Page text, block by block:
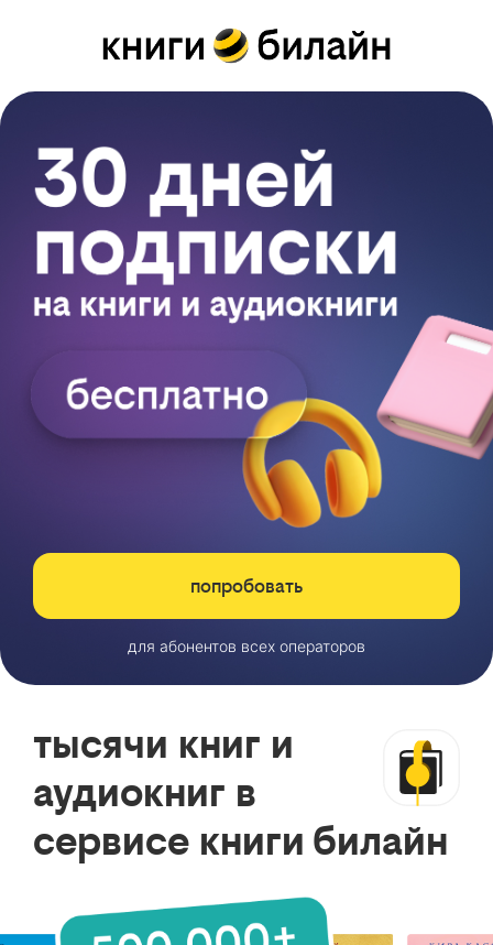
попробовать
для абонентов всех операторов
тысячи книг и
аудиокниг в
сервисе книги билайн